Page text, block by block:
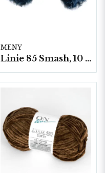
MENY
Linie 85 Smash, 10 nystan á 50g./fp.